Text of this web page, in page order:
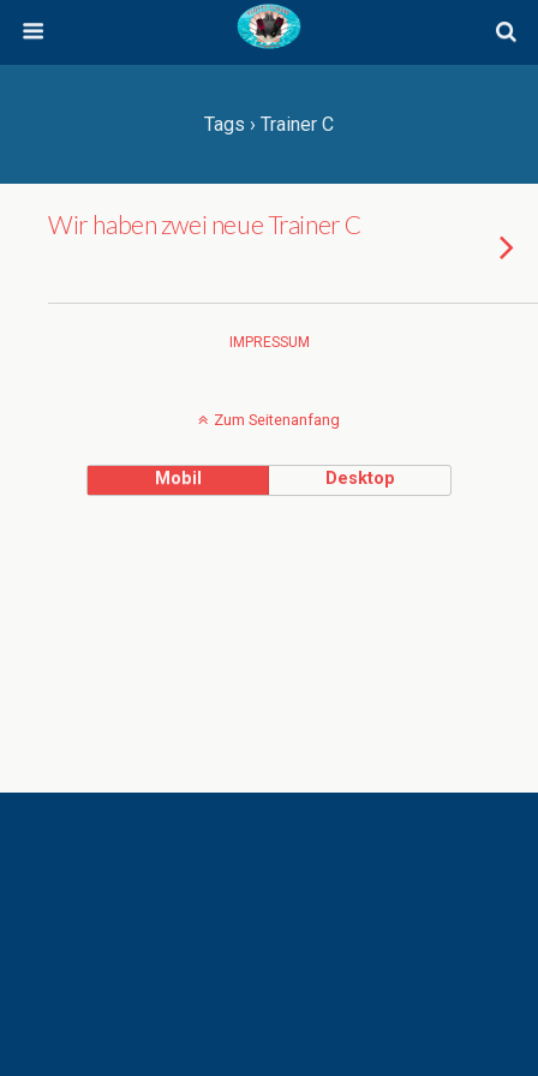
Tags › Trainer C
Wir haben zwei neue Trainer C
IMPRESSUM
Zum Seitenanfang
Mobil Desktop